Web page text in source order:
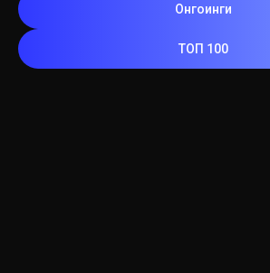
Онгоинги
ТОП 100